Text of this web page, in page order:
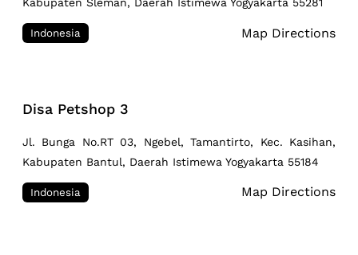
Indonesia Map Directions
Disa Petshop 3
Jl. Bunga No.RT 03, Ngebel, Tamantirto, Kec. Kasihan,
Kabupaten Bantul, Daerah Istimewa Yogyakarta 55184
Indonesia Map Directions